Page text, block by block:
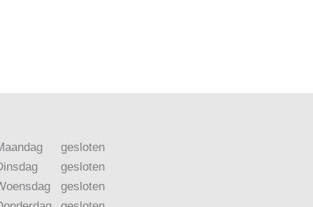
gesloten
gesloten
gesloten